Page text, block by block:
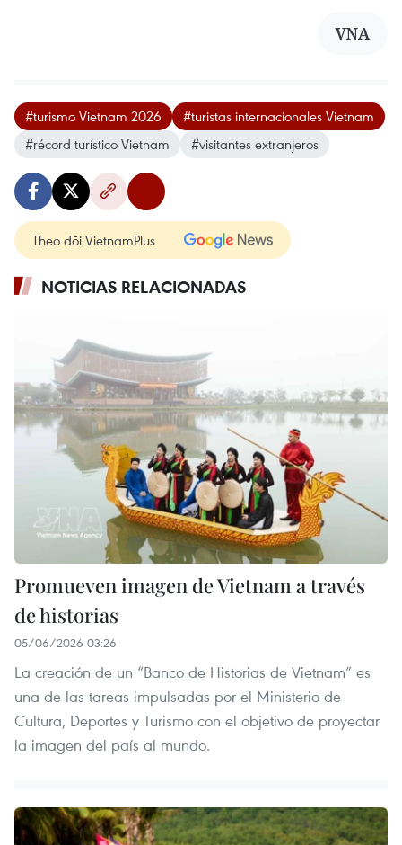
VNA
#turismo Vietnam 2026
#turistas internacionales Vietnam
#récord turístico Vietnam
#visitantes extranjeros
Theo dõi VietnamPlus
NOTICIAS RELACIONADAS
Promueven imagen de Vietnam a través
de historias
05/06/2026 03:26
La creación de un “Banco de Historias de Vietnam” es
una de las tareas impulsadas por el Ministerio de
Cultura, Deportes y Turismo con el objetivo de proyectar
la imagen del país al mundo.